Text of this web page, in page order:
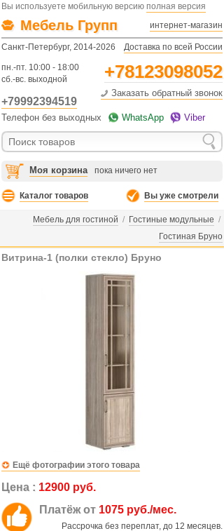
Вы используете мобильную версию полная версия
Мебель Групп интернет-магазин
Санкт-Петербург, 2014-2026 Доставка по всей России
пн.-пт. 10:00 - 18:00
сб.-вс. выходной
+78123098052
+79992394519
Заказать обратный звонок
Телефон без выходных WhatsApp Viber
Моя корзина пока ничего нет
Каталог товаров Вы уже смотрели
Мебель для гостиной / Гостиные модульные /
Гостиная Бруно
Витрина-1 (полки стекло) Бруно
Ещё фотографии этого товара
Цена : 12900 руб.
Платёж от 1075 руб./мес.
Рассрочка без переплат, до 12 месяцев.